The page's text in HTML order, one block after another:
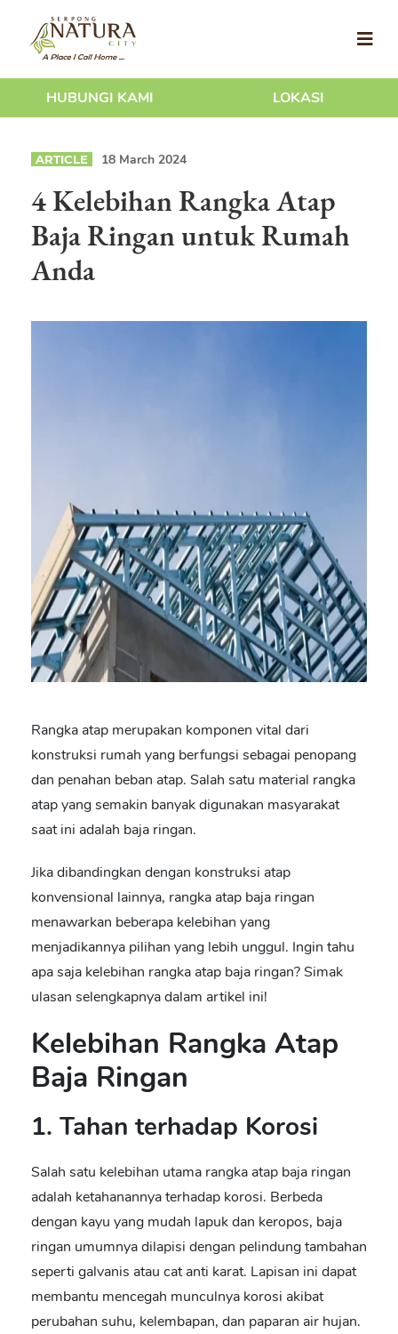
HUBUNGI KAMI LOKASI
ARTICLE 18 March 2024
4 Kelebihan Rangka Atap
Baja Ringan untuk Rumah
Anda
Rangka atap merupakan komponen vital dari
konstruksi rumah yang berfungsi sebagai penopang
dan penahan beban atap. Salah satu material rangka
atap yang semakin banyak digunakan masyarakat
saat ini adalah baja ringan.
Jika dibandingkan dengan konstruksi atap
konvensional lainnya, rangka atap baja ringan
menawarkan beberapa kelebihan yang
menjadikannya pilihan yang lebih unggul. Ingin tahu
apa saja kelebihan rangka atap baja ringan? Simak
ulasan selengkapnya dalam artikel ini!
Kelebihan Rangka Atap
Baja Ringan
1. Tahan terhadap Korosi
Salah satu kelebihan utama rangka atap baja ringan
adalah ketahanannya terhadap korosi. Berbeda
dengan kayu yang mudah lapuk dan keropos, baja
ringan umumnya dilapisi dengan pelindung tambahan
seperti galvanis atau cat anti karat. Lapisan ini dapat
membantu mencegah munculnya korosi akibat
perubahan suhu, kelembapan, dan paparan air hujan.